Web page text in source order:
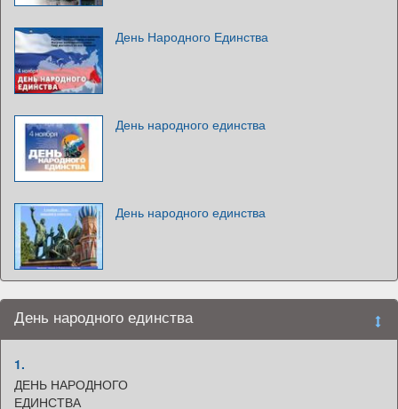
День Народного Единства
День народного единства
День народного единства
День народного единства
1.
ДЕНЬ НАРОДНОГО
ЕДИНСТВА